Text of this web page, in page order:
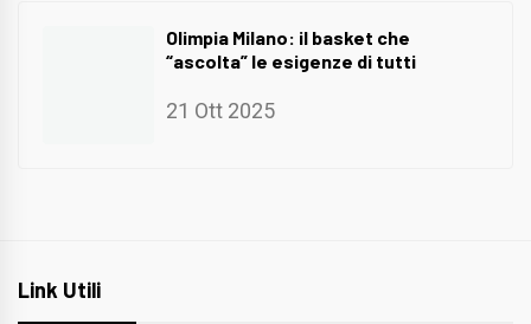
Olimpia Milano: il basket che
“ascolta” le esigenze di tutti
21 Ott 2025
Link Utili